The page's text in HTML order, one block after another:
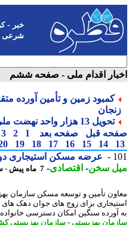
-کرونا
شرعی-
اقدام ملی - صفحه ششم
کمبود زمین و تأمین آورده
تحویل 13 هزار واحد نهضت ملی مسکن در زنجان به متقاضیان
قبل صفحه بعد 1
2
3
4
14
15
16
17
18
19
20
عرضه مسکن استیجاری دولتی
سخن-اقتصادی-7 ماه پیش - سه شنبه 16 دی 1404، 13:52
تأمین و توسعه مسکن سازمان
سنگین امکان دسترسی خانواده
بهزیستی-سازمان بهزیستی کشور